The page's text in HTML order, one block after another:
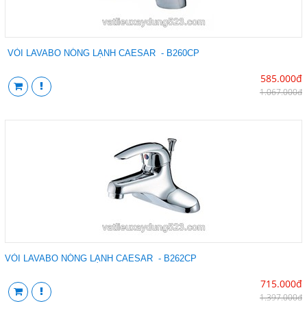
VÒI LAVABO NÓNG LẠNH CAESAR - B260CP
585.000đ
1.067.000đ
VÒI LAVABO NÓNG LẠNH CAESAR - B262CP
715.000đ
1.397.000đ